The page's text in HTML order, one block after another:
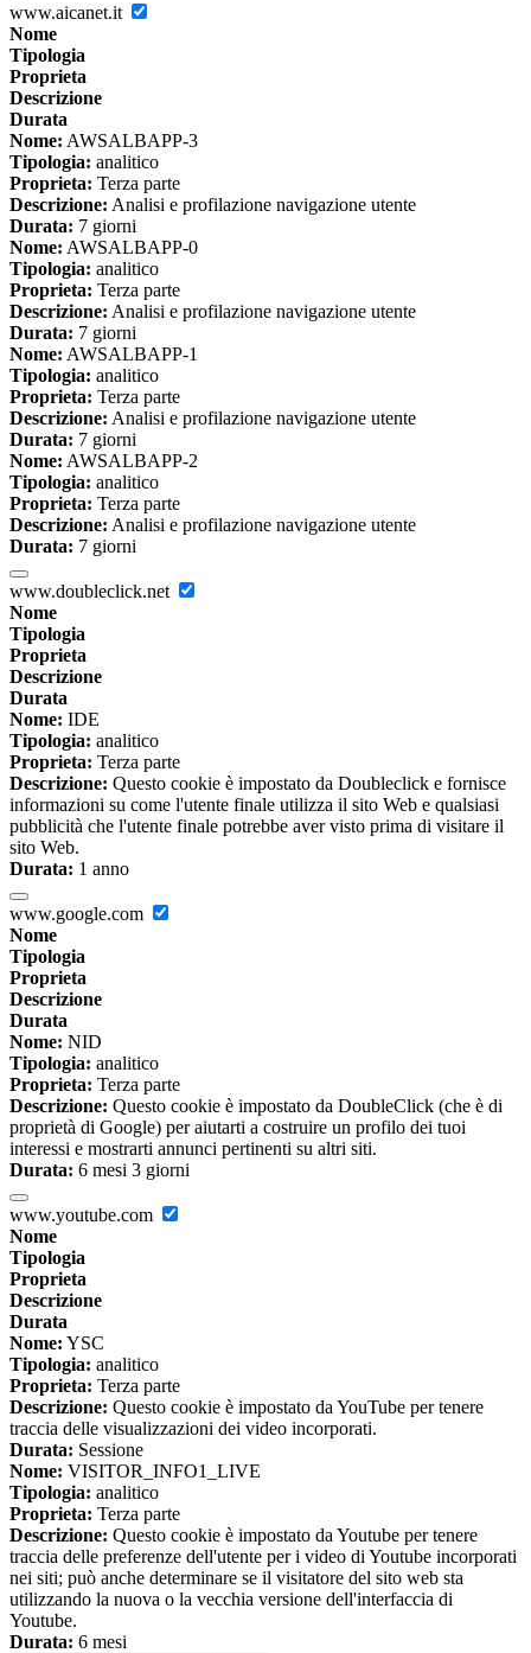
www.aicanet.it
Nome
Tipologia
Proprieta
Descrizione
Durata
Nome: AWSALBAPP-3
Tipologia: analitico
Proprieta: Terza parte
Descrizione: Analisi e profilazione navigazione utente
Durata: 7 giorni
Nome: AWSALBAPP-0
Tipologia: analitico
Proprieta: Terza parte
Descrizione: Analisi e profilazione navigazione utente
Durata: 7 giorni
Nome: AWSALBAPP-1
Tipologia: analitico
Proprieta: Terza parte
Descrizione: Analisi e profilazione navigazione utente
Durata: 7 giorni
Nome: AWSALBAPP-2
Tipologia: analitico
Proprieta: Terza parte
Descrizione: Analisi e profilazione navigazione utente
Durata: 7 giorni
www.doubleclick.net
Nome
Tipologia
Proprieta
Descrizione
Durata
Nome: IDE
Tipologia: analitico
Proprieta: Terza parte
Descrizione: Questo cookie è impostato da Doubleclick e fornisce
informazioni su come l'utente finale utilizza il sito Web e qualsiasi
pubblicità che l'utente finale potrebbe aver visto prima di visitare il
sito Web.
Durata: 1 anno
www.google.com
Nome
Tipologia
Proprieta
Descrizione
Durata
Nome: NID
Tipologia: analitico
Proprieta: Terza parte
Descrizione: Questo cookie è impostato da DoubleClick (che è di
proprietà di Google) per aiutarti a costruire un profilo dei tuoi
interessi e mostrarti annunci pertinenti su altri siti.
Durata: 6 mesi 3 giorni
www.youtube.com
Nome
Tipologia
Proprieta
Descrizione
Durata
Nome: YSC
Tipologia: analitico
Proprieta: Terza parte
Descrizione: Questo cookie è impostato da YouTube per tenere
traccia delle visualizzazioni dei video incorporati.
Durata: Sessione
Nome: VISITOR_INFO1_LIVE
Tipologia: analitico
Proprieta: Terza parte
Descrizione: Questo cookie è impostato da Youtube per tenere
traccia delle preferenze dell'utente per i video di Youtube incorporati
nei siti; può anche determinare se il visitatore del sito web sta
utilizzando la nuova o la vecchia versione dell'interfaccia di
Youtube.
Durata: 6 mesi